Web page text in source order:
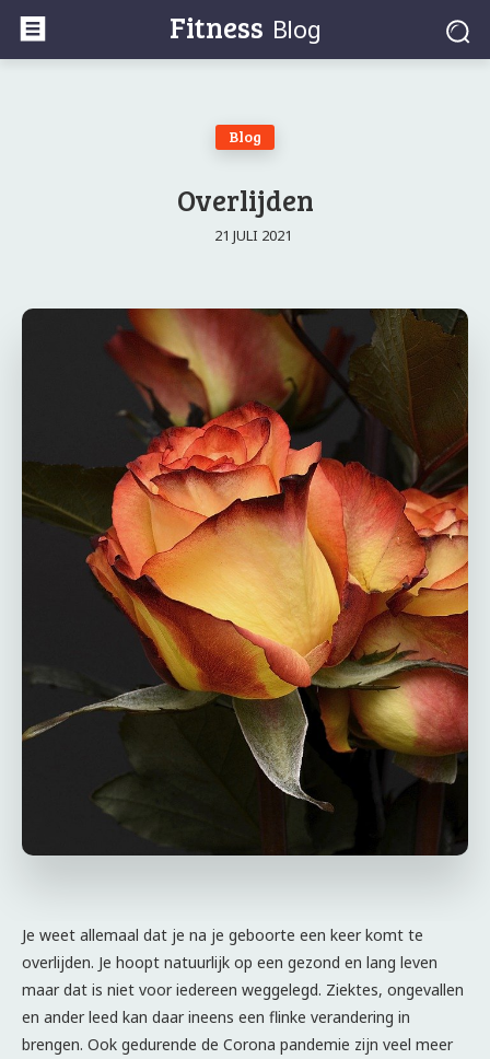
Fitness Blog
Blog
Overlijden
21 JULI 2021
Je weet allemaal dat je na je geboorte een keer komt te
overlijden. Je hoopt natuurlijk op een gezond en lang leven
maar dat is niet voor iedereen weggelegd. Ziektes, ongevallen
en ander leed kan daar ineens een flinke verandering in
brengen. Ook gedurende de Corona pandemie zijn veel meer